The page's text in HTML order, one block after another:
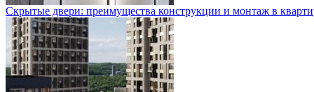
Скрытые двери: преимущества конструкции и монтаж в